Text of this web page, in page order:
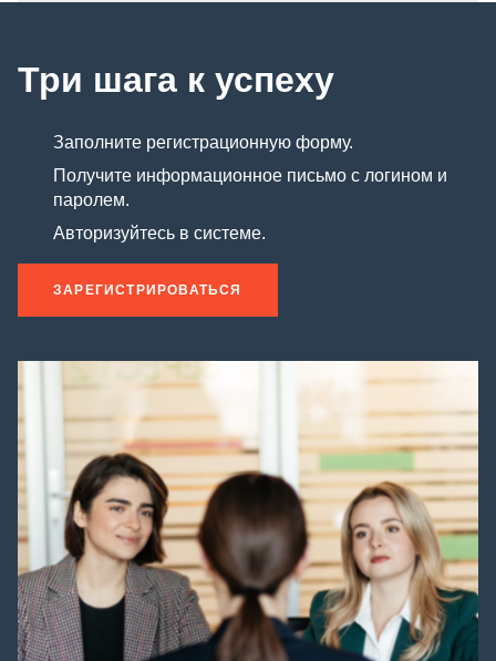
Три шага к успеху
Заполните регистрационную форму.
Получите информационное письмо с логином и
паролем.
Авторизуйтесь в системе.
ЗАРЕГИСТРИРОВАТЬСЯ